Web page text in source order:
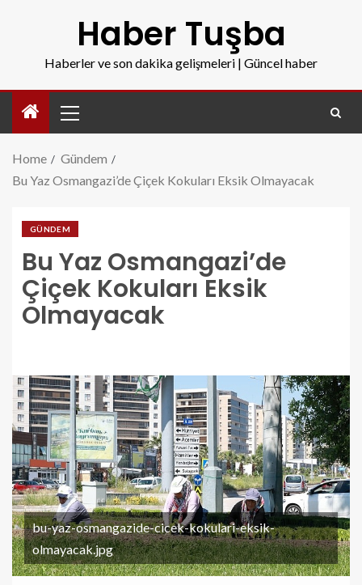
Haber Tuşba
Haberler ve son dakika gelişmeleri | Güncel haber
Home
Gündem
Bu Yaz Osmangazi’de Çiçek Kokuları Eksik Olmayacak
GÜNDEM
Bu Yaz Osmangazi’de
Çiçek Kokuları Eksik
Olmayacak
bu-yaz-osmangazide-cicek-kokulari-eksik-
olmayacak.jpg